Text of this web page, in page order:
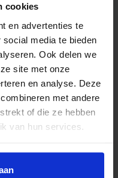
cookies
en advertenties te
media te bieden
Ook delen we
site met onze
en analyse. Deze
met andere
of die ze hebben
van hun services.